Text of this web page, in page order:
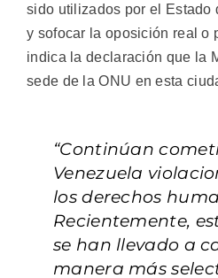
sido utilizados por el Estado
y sofocar la oposición real o
indica la declaración que la
sede de la ONU en esta
“Continúan
Venezuela
los derechos
Recientemente,
se han llevado a
manera más